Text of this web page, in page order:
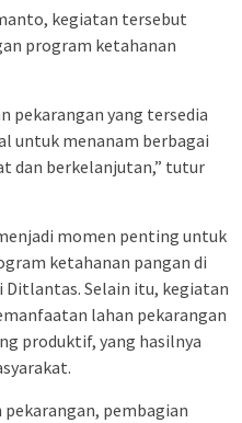
kegiatan tersebut
program ketahanan
pekarangan yang tersedia
untuk menanam berbagai
dan berkelanjutan,” tutur
momen penting untuk
ketahanan pangan di
Selain itu, kegiatan
lahan pekarangan
produktif, yang hasilnya
pembagian